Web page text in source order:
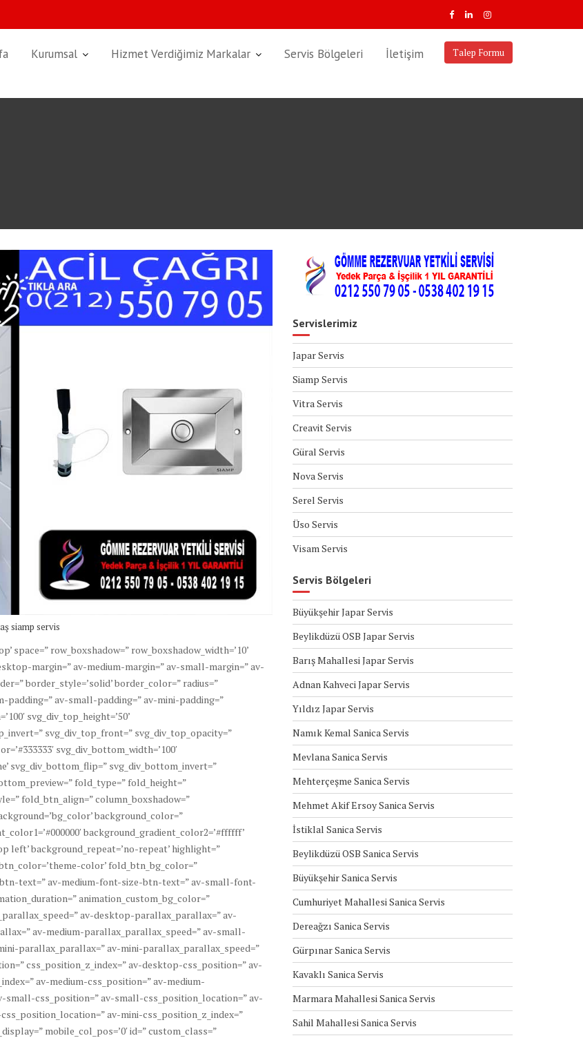
Talep Formu
Kurumsal Hizmet Verdiğimiz Markalar Servis Bölgeleri İletişim
siamp servis
row_boxshadow=” row_boxshadow_width=’10’
margin=” av-medium-margin=” av-small-margin=” av-
border_style=’solid’ border_color=” radius=”
padding=” av-small-padding=” av-mini-padding=”
svg_div_top_height=’50’
svg_div_top_front=” svg_div_top_opacity=”
svg_div_bottom_width=’100′
svg_div_bottom_flip=” svg_div_bottom_invert=”
fold_type=” fold_height=”
fold_btn_align=” column_boxshadow=”
background_color=”
background_gradient_color2=’#ffffff’
left’ background_repeat=’no-repeat’ highlight=”
color’ fold_btn_bg_color=”
text=” av-medium-font-size-btn-text=” av-small-font-
animation_custom_bg_color=”
av-desktop-parallax_parallax=” av-
av-medium-parallax_parallax_speed=” av-small-
parallax_parallax=” av-mini-parallax_parallax_speed=”
css_position_z_index=” av-desktop-css_position=” av-
av-medium-css_position=” av-medium-
small-css_position=” av-small-css_position_location=” av-
av-mini-css_position_z_index=”
mobile_col_pos=’0′ id=” custom_class=”
Servislerimiz
Japar Servis
Siamp Servis
Vitra Servis
Creavit Servis
Güral Servis
Nova Servis
Serel Servis
Üso Servis
Visam Servis
Servis Bölgeleri
Büyükşehir Japar Servis
Beylikdüzü OSB Japar Servis
Barış Mahallesi Japar Servis
Adnan Kahveci Japar Servis
Yıldız Japar Servis
Namık Kemal Sanica Servis
Mevlana Sanica Servis
Mehterçeşme Sanica Servis
Mehmet Akif Ersoy Sanica Servis
İstiklal Sanica Servis
Beylikdüzü OSB Sanica Servis
Büyükşehir Sanica Servis
Cumhuriyet Mahallesi Sanica Servis
Dereağzı Sanica Servis
Gürpınar Sanica Servis
Kavaklı Sanica Servis
Marmara Mahallesi Sanica Servis
Sahil Mahallesi Sanica Servis